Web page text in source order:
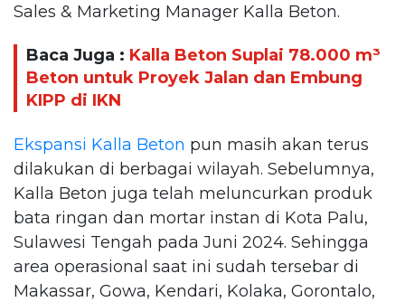
Sales & Marketing Manager Kalla Beton.
Baca Juga : Kalla Beton Suplai 78.000 m³
Beton untuk Proyek Jalan dan Embung
KIPP di IKN
Ekspansi Kalla Beton pun masih akan terus
dilakukan di berbagai wilayah. Sebelumnya,
Kalla Beton juga telah meluncurkan produk
bata ringan dan mortar instan di Kota Palu,
Sulawesi Tengah pada Juni 2024. Sehingga
area operasional saat ini sudah tersebar di
Makassar, Gowa, Kendari, Kolaka, Gorontalo,